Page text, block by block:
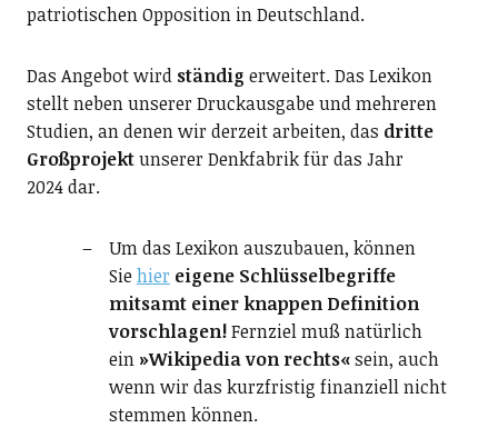
patriotischen Opposition in Deutschland.
Das Angebot wird ständig erweitert. Das Lexikon
stellt neben unserer Druckausgabe und mehreren
Studien, an denen wir derzeit arbeiten, das dritte
Großprojektunserer Denkfabrik für das Jahr
2024 dar.
Um das Lexikon auszubauen, können
Siehier eigene Schlüsselbegriffe
mitsamt einer knappen Definition
vorschlagen!Fernziel muß natürlich
ein »Wikipedia von rechts«sein, auch
wenn wir das kurzfristig finanziell nicht
stemmen können.